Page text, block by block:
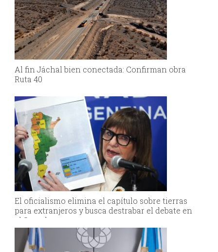
Al fin Jáchal bien conectada: Confirman obra
Ruta 40
El oficialismo elimina el capítulo sobre tierras
para extranjeros y busca destrabar el debate en
el Senado